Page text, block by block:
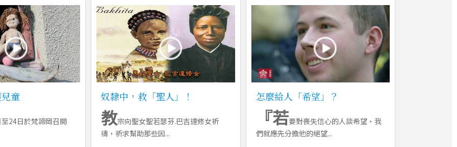
童
24日於梵諦岡召開
奴隸中，救「聖人」！
教宗向聖女聖若瑟芬.巴吉達修女祈
禱，祈求幫助那些因...
怎麼給人「希望」？
『若要對喪失信心的人談希望，我
們就應先分擔他的絕望...